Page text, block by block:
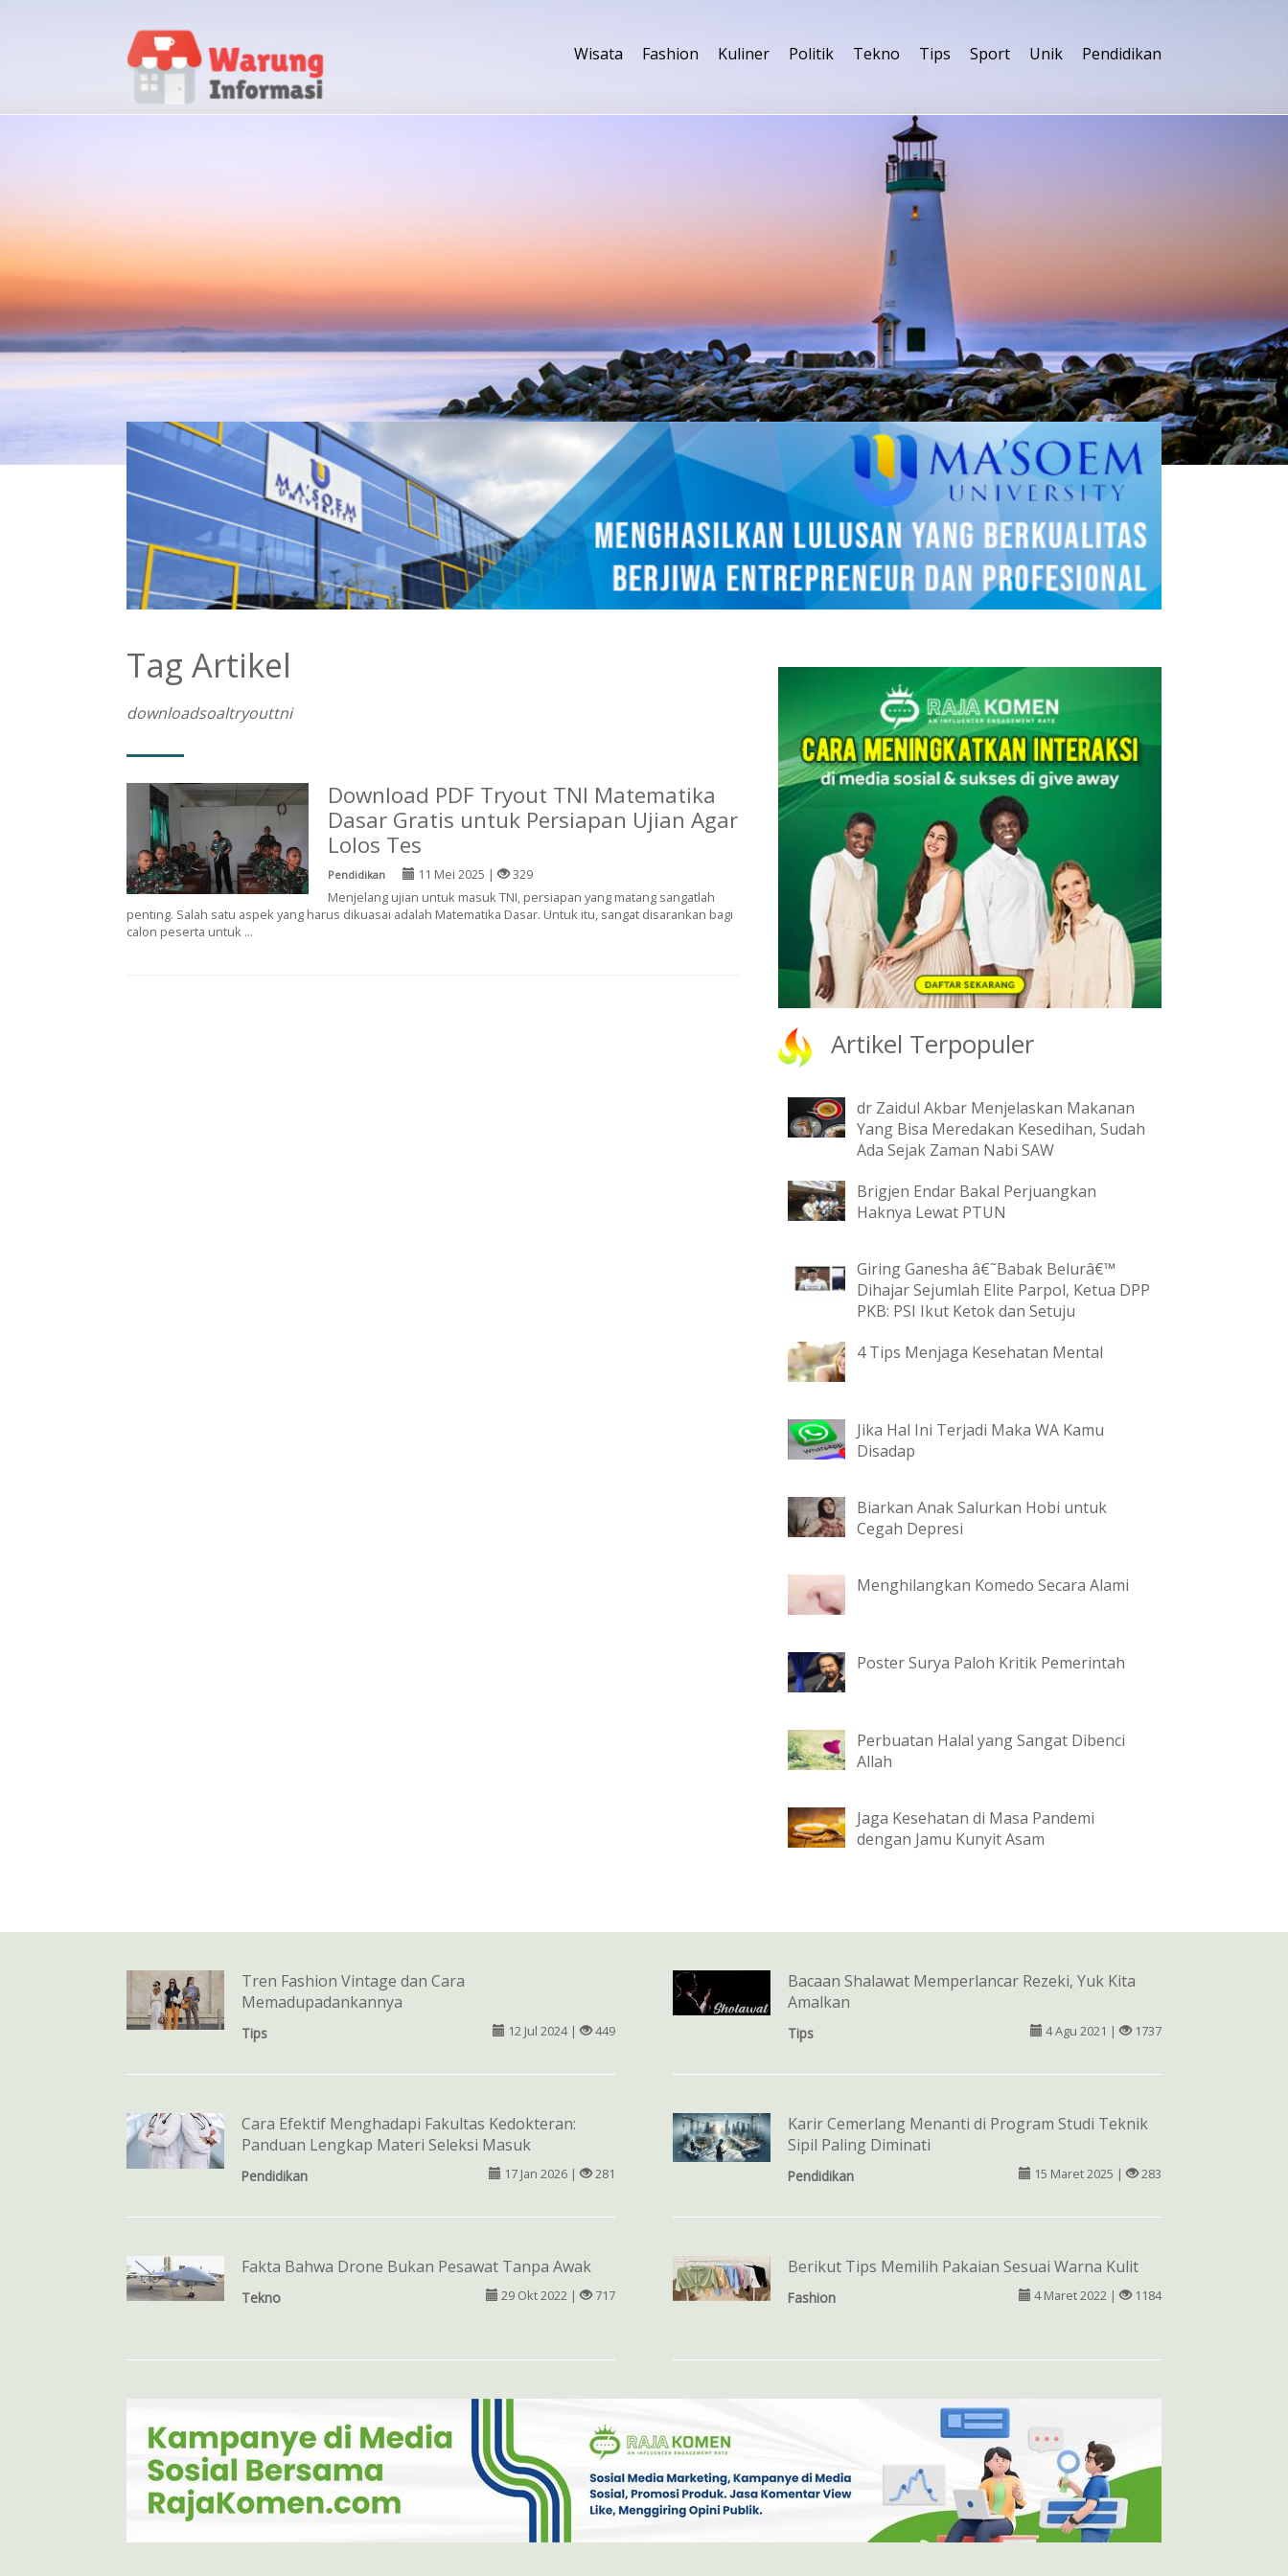
Wisata Fashion Kuliner Politik Tekno Tips Sport Unik Pendidikan
Tag Artikel
downloadsoaltryouttni
Download PDF Tryout TNI Matematika
Dasar Gratis untuk Persiapan Ujian Agar
Lolos Tes
Pendidikan 11 Mei 2025 |
329
Menjelang ujian untuk masuk TNI, persiapan yang matang sangatlah
penting. Salah satu aspek yang harus dikuasai adalah Matematika Dasar. Untuk itu, sangat disarankan bagi
calon peserta untuk ...
Artikel Terpopuler
dr Zaidul Akbar Menjelaskan Makanan
Yang Bisa Meredakan Kesedihan, Sudah
Ada Sejak Zaman Nabi SAW
Brigjen Endar Bakal Perjuangkan
Haknya Lewat PTUN
Giring Ganesha â€˜Babak Belurâ€™
Dihajar Sejumlah Elite Parpol, Ketua DPP
PKB: PSI Ikut Ketok dan Setuju
4 Tips Menjaga Kesehatan Mental
Jika Hal Ini Terjadi Maka WA Kamu
Disadap
Biarkan Anak Salurkan Hobi untuk
Cegah Depresi
Menghilangkan Komedo Secara Alami
Poster Surya Paloh Kritik Pemerintah
Perbuatan Halal yang Sangat Dibenci
Allah
Jaga Kesehatan di Masa Pandemi
dengan Jamu Kunyit Asam
Tren Fashion Vintage dan Cara
Memadupadankannya
Tips 12 Jul 2024 | 449
Bacaan Shalawat Memperlancar Rezeki, Yuk Kita
Amalkan
Tips 4 Agu 2021 | 1737
Cara Efektif Menghadapi Fakultas Kedokteran:
Panduan Lengkap Materi Seleksi Masuk
Pendidikan 17 Jan 2026 | 281
Karir Cemerlang Menanti di Program Studi Teknik
Sipil Paling Diminati
Pendidikan 15 Maret 2025 | 283
Fakta Bahwa Drone Bukan Pesawat Tanpa Awak
Tekno 29 Okt 2022 | 717
Berikut Tips Memilih Pakaian Sesuai Warna Kulit
Fashion 4 Maret 2022 | 1184